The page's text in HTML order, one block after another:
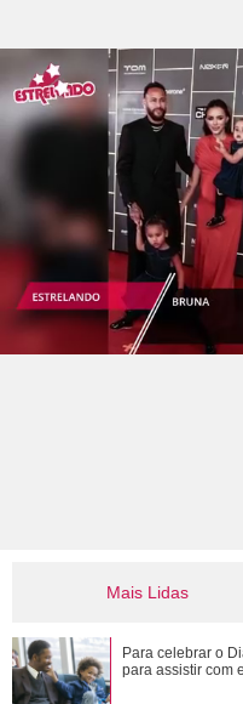
Mais Lidas
Adriana manda
dos capítulos de
Para celebrar o
para assistir com